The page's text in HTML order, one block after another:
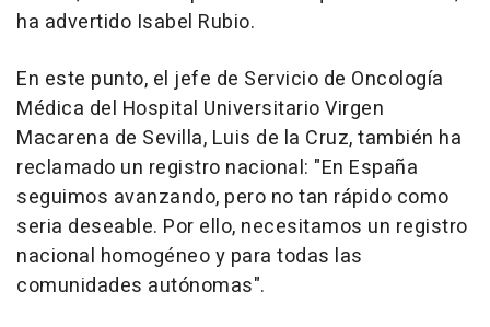
ha advertido Isabel Rubio.
En este punto, el jefe de Servicio de Oncología
Médica del Hospital Universitario Virgen
Macarena de Sevilla, Luis de la Cruz, también ha
reclamado un registro nacional: "En España
seguimos avanzando, pero no tan rápido como
seria deseable. Por ello, necesitamos un registro
nacional homogéneo y para todas las
comunidades autónomas".